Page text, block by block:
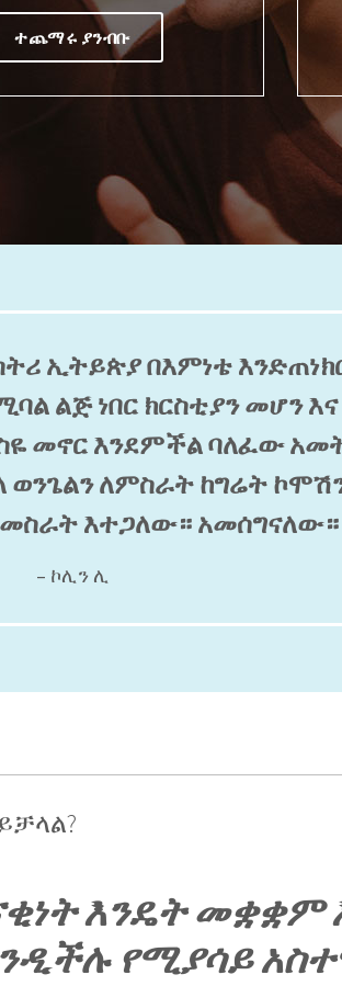
ተጨማሩ ያንብቡ
ኢትይጵያ በእምነቴ
ልጅ ነበር ክርስቲያን መሆን እና
መኖር እንደምችል ባለፈው
ወንጌልን ለምስራት ከግሬት
እተጋለው። አመሰግናለው።
– ኮሊን ሊ
እንዴት መቋቋም
የሚያሳይ